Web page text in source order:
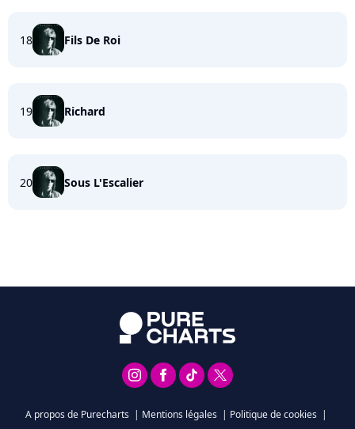
18 Fils De Roi
19 Richard
20 Sous L'Escalier
A propos de Purecharts | Mentions légales | Politique de cookies |